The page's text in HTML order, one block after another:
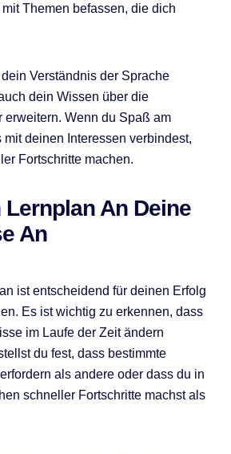
Themen befassen, die dich
Verständnis der Sprache
dein Wissen über die
erweitern. Wenn du Spaß am
mit deinen Interessen verbindest,
Fortschritte machen.
Lernplan An Deine
An
ist entscheidend für deinen Erfolg
Es ist wichtig zu erkennen, dass
im Laufe der Zeit ändern
du fest, dass bestimmte
als andere oder dass du in
schneller Fortschritte machst als